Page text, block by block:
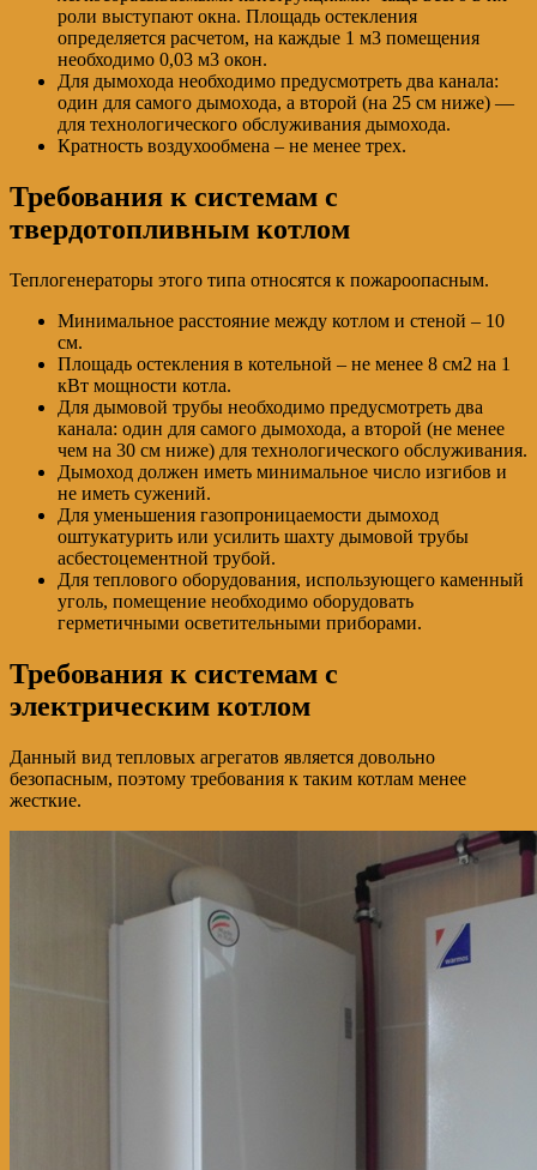
роли выступают окна. Площадь остекления
определяется расчетом, на каждые 1 м3 помещения
необходимо 0,03 м3 окон.
Для дымохода необходимо предусмотреть два канала:
один для самого дымохода, а второй (на 25 см ниже) —
для технологического обслуживания дымохода.
Кратность воздухообмена – не менее трех.
Требования к системам с
твердотопливным котлом
Теплогенераторы этого типа относятся к пожароопасным.
Минимальное расстояние между котлом и стеной – 10
см.
Площадь остекления в котельной – не менее 8 см2 на 1
кВт мощности котла.
Для дымовой трубы необходимо предусмотреть два
канала: один для самого дымохода, а второй (не менее
чем на 30 см ниже) для технологического обслуживания.
Дымоход должен иметь минимальное число изгибов и
не иметь сужений.
Для уменьшения газопроницаемости дымоход
оштукатурить или усилить шахту дымовой трубы
асбестоцементной трубой.
Для теплового оборудования, использующего каменный
уголь, помещение необходимо оборудовать
герметичными осветительными приборами.
Требования к системам с
электрическим котлом
Данный вид тепловых агрегатов является довольно
безопасным, поэтому требования к таким котлам менее
жесткие.